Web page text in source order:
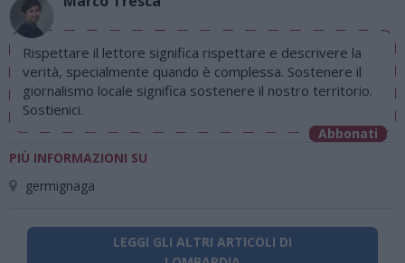
Rispettare il lettore significa rispettare e descrivere la
verità, specialmente quando è complessa. Sostenere il
giornalismo locale significa sostenere il nostro territorio.
Sostienici.
Abbonati
PIÙ INFORMAZIONI SU
germignaga
LEGGI GLI ALTRI ARTICOLI DI